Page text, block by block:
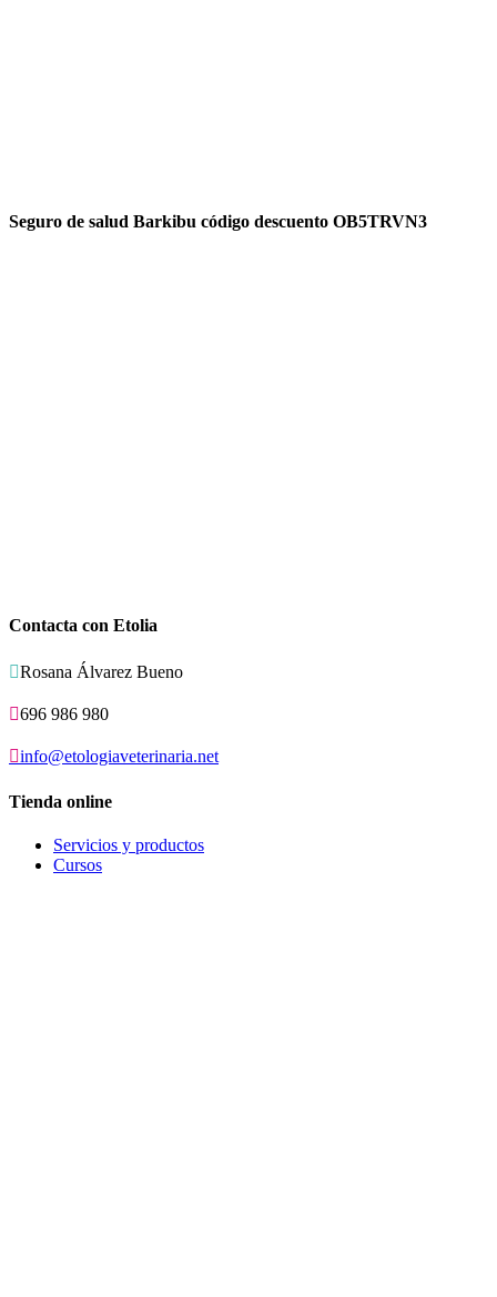
Seguro de salud Barkibu código descuento OB5TRVN3
Contacta con Etolia
Rosana Álvarez Bueno
696 986 980
info@etologiaveterinaria.net
Tienda online
Servicios y productos
Cursos